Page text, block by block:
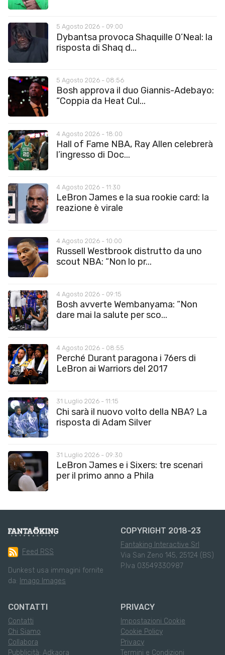
5 Agosto 2026 - 09:00
Dybantsa provoca Shaquille O’Neal: la
risposta di Shaq d...
5 Agosto 2026 - 08:56
Bosh approva il duo Giannis-Adebayo:
“Coppia da Heat Cul...
4 Agosto 2026 - 18:00
Hall of Fame NBA, Ray Allen celebrerà
l’ingresso di Doc...
4 Agosto 2026 - 11:30
LeBron James e la sua rookie card: la
reazione è virale
4 Agosto 2026 - 10:00
Russell Westbrook distrutto da uno
scout NBA: “Non lo pr...
4 Agosto 2026 - 09:15
Bosh avverte Wembanyama: “Non
dare mai la salute per sco...
4 Agosto 2026 - 08:55
Perché Durant paragona i 76ers di
LeBron ai Warriors del 2017
31 Luglio 2026 - 11:15
Chi sarà il nuovo volto della NBA? La
risposta di Adam Silver
31 Luglio 2026 - 09:30
LeBron James e i Sixers: tre scenari
per il primo anno a Phila
Feed RSS
Dunkest usa immagini fornite
da: Imago Images
COPYRIGHT 2018-23
Fantaking Interactive Srl
Via San Zeno 145, 25124 (BS)
P.Iva 03549330987
CONTATTI
Contatti
Chi Siamo
Collabora
Pubblicità: Adkaora
PRIVACY
Impostazioni Cookie
Cookie Policy
Privacy
Termini e Condizioni